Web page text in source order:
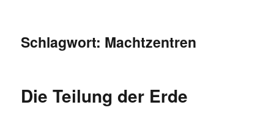
Schlagwort: Machtzentren
Die Teilung der Erde